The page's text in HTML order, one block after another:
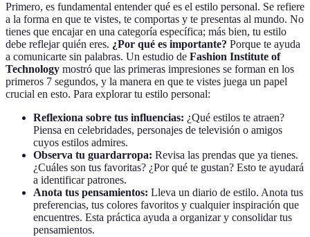
Primero, es fundamental entender qué es el estilo personal. Se refiere
a la forma en que te vistes, te comportas y te presentas al mundo. No
tienes que encajar en una categoría específica; más bien, tu estilo
debe reflejar quién eres. ¿Por qué es importante? Porque te ayuda
a comunicarte sin palabras. Un estudio de Fashion Institute of
Technology mostró que las primeras impresiones se forman en los
primeros 7 segundos, y la manera en que te vistes juega un papel
crucial en esto. Para explorar tu estilo personal:
Reflexiona sobre tus influencias: ¿Qué estilos te atraen?
Piensa en celebridades, personajes de televisión o amigos
cuyos estilos admires.
Observa tu guardarropa: Revisa las prendas que ya tienes.
¿Cuáles son tus favoritas? ¿Por qué te gustan? Esto te ayudará
a identificar patrones.
Anota tus pensamientos: Lleva un diario de estilo. Anota tus
preferencias, tus colores favoritos y cualquier inspiración que
encuentres. Esta práctica ayuda a organizar y consolidar tus
pensamientos.